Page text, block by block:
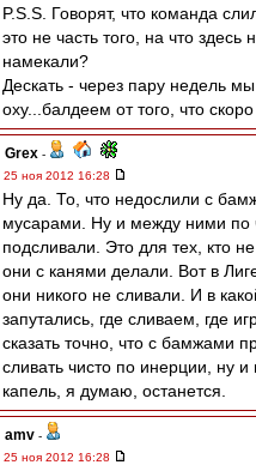
P.S.S. Говорят, что команда
это не часть того, на что здесь
намекали?
Дескать - через пару недель мы
оху...балдеем от того, что
Grex -
25 ноя 2012 16:28
Ну да. То, что недослили с
мусарами. Ну и между ними по
подсливали. Это для тех, кто
они с канями делали. Вот в
они никого не сливали. И в
запутались, где сливаем, где
сказать точно, что с бамжами
сливать чисто по инерции, ну
капель, я думаю, останется.
amv -
25 ноя 2012 16:28